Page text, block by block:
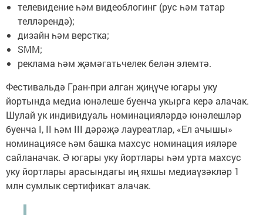
телевидение һәм видеоблогинг (рус һәм татар
телләрендә);
дизайн һәм верстка;
SMM;
реклама һәм җәмәгатьчелек белән элемтә.
Фестивальдә Гран-при алган җиңүче югары уку
йортында медиа юнәлеше буенча укырга керә алачак.
Шулай ук индивидуаль номинацияләрдә юнәлешләр
буенча I, II һәм III дәрәҗә лауреатлар, «Ел ачышы»
номинациясе һәм башка махсус номинация ияләре
сайланачак. Ә югары уку йортлары һәм урта махсус
уку йортлары арасындагы иң яхшы медиаүзәкләр 1
млн сумлык сертификат алачак.